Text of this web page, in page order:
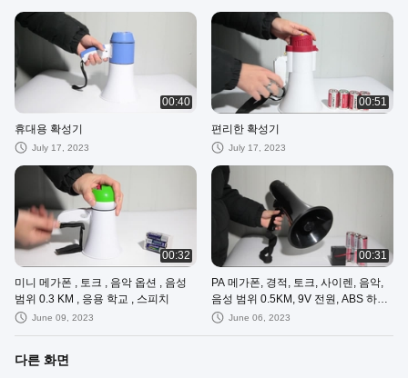
00:40
휴대용 확성기
July 17, 2023
00:51
편리한 확성기
July 17, 2023
00:32
미니 메가폰 , 토크 , 음악 옵션 , 음성
범위 0.3 KM , 응용 학교 , 스피치
June 09, 2023
00:31
PA 메가폰, 경적, 토크, 사이렌, 음악,
음성 범위 0.5KM, 9V 전원, ABS 하우
징
June 06, 2023
다른 화면